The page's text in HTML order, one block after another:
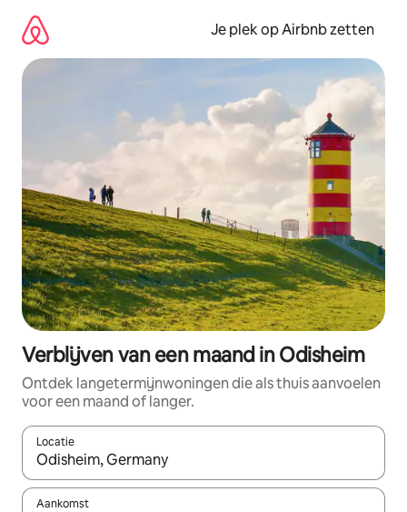
direct
naar
inhoud
Je plek op Airbnb zetten
Verblijven van een maand in Odisheim
Ontdek langetermijnwoningen die als thuis aanvoelen
voor een maand of langer.
Locatie
Wanneer er resultaten beschikbaar zijn, maak je een keuze
Aankomst